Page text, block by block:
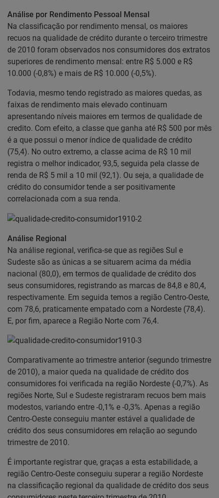
Análise por Rendimento Pessoal Mensal
Na classificação por rendimento mensal, os maiores
recuos na qualidade de crédito durante o terceiro trimestre
de 2010 foram observados nos consumidores dos extratos
superiores de rendimento mensal: entre R$ 5.000 e R$
10.000 (-0,8%) e mais de R$ 10.000 (-0,5%).
Todavia, mesmo tendo registrado as maiores quedas, as
faixas de rendimento mais elevado continuam
apresentando níveis maiores em termos de qualidade de
credito. Com efeito, a classe que ganha até R$ 500 por mês
é a que possui o menor índice de qualidade de crédito
(75,4). No outro extremo, a classe acima de R$ 10 mil
registra o melhor indicador, 93,5, seguida pela classe de
renda de R$ 5 mil a 10 mil (92,1). Ou seja, a qualidade de
crédito do consumidor tende a ser positivamente
correlacionada com a sua renda.
Análise Regional
Na análise regional, verifica-se que as regiões Sul e
Sudeste são as únicas a se situarem acima da média
nacional (80,0), em termos de qualidade de crédito dos
seus consumidores, registrando as marcas de 84,8 e 80,4,
respectivamente. Em seguida temos a região Centro-Oeste,
com 78,6, praticamente empatado com a Nordeste (78,4).
E, por fim, aparece a Região Norte com 76,4.
Comparativamente ao trimestre anterior (segundo trimestre
de 2010), a maior queda na qualidade de crédito dos
consumidores foi verificada na região Nordeste (-0,7%). As
regiões Norte, Sul e Sudeste registraram recuos bem mais
modestos, variando entre -0,1% e -0,3%. Apenas a região
Centro-Oeste conseguiu manter estável a qualidade de
crédito dos seus consumidores em relação ao segundo
trimestre de 2010.
É importante registrar que, graças a esta estabilidade, a
região Centro-Oeste conseguiu superar a região Nordeste
na classificação regional da qualidade de crédito dos seus